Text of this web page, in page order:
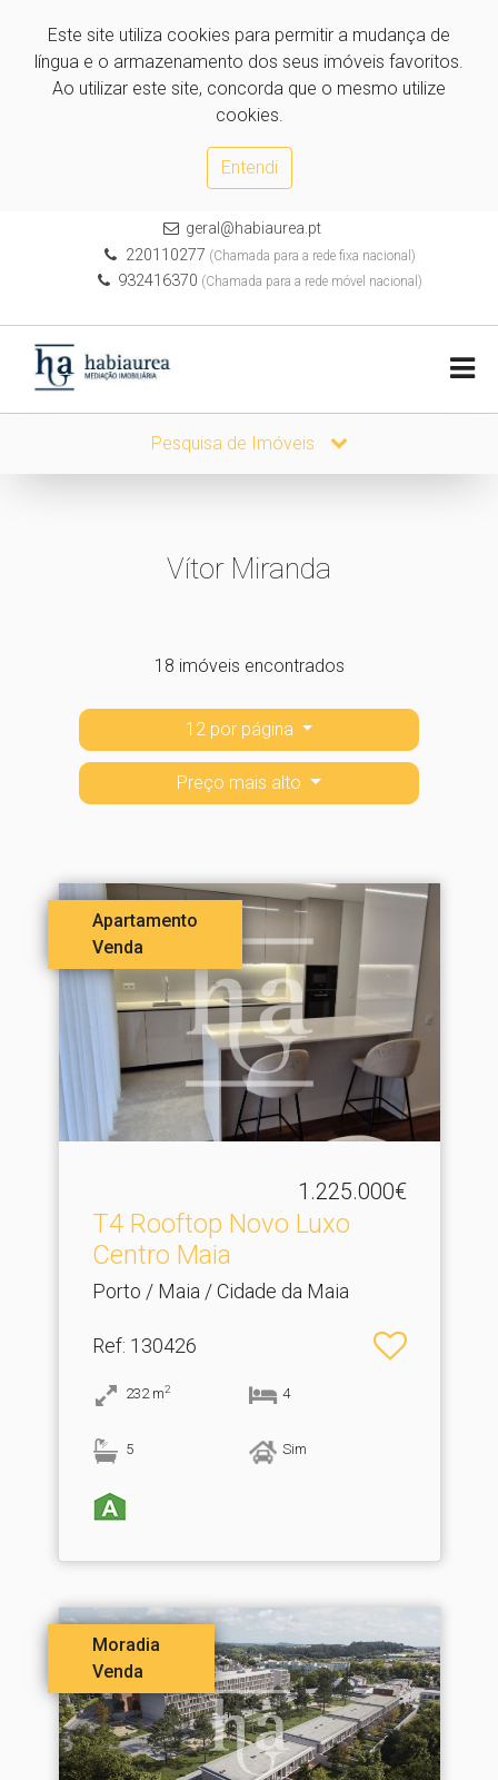
Este site utiliza cookies para permitir a mudança de
língua e o armazenamento dos seus imóveis favoritos.
Ao utilizar este site, concorda que o mesmo utilize
cookies.
Entendi
geral@habiaurea.pt
220110277 (Chamada para a rede fixa nacional)
932416370 (Chamada para a rede móvel nacional)
Pesquisa de Imóveis
Vítor Miranda
18 imóveis encontrados
12 por página
Preço mais alto
Apartamento
Venda
1.225.000€
T4 Rooftop Novo Luxo
Centro Maia
Porto / Maia / Cidade da Maia
Ref: 130426
232 m2 4
5 Sim
Moradia
Venda